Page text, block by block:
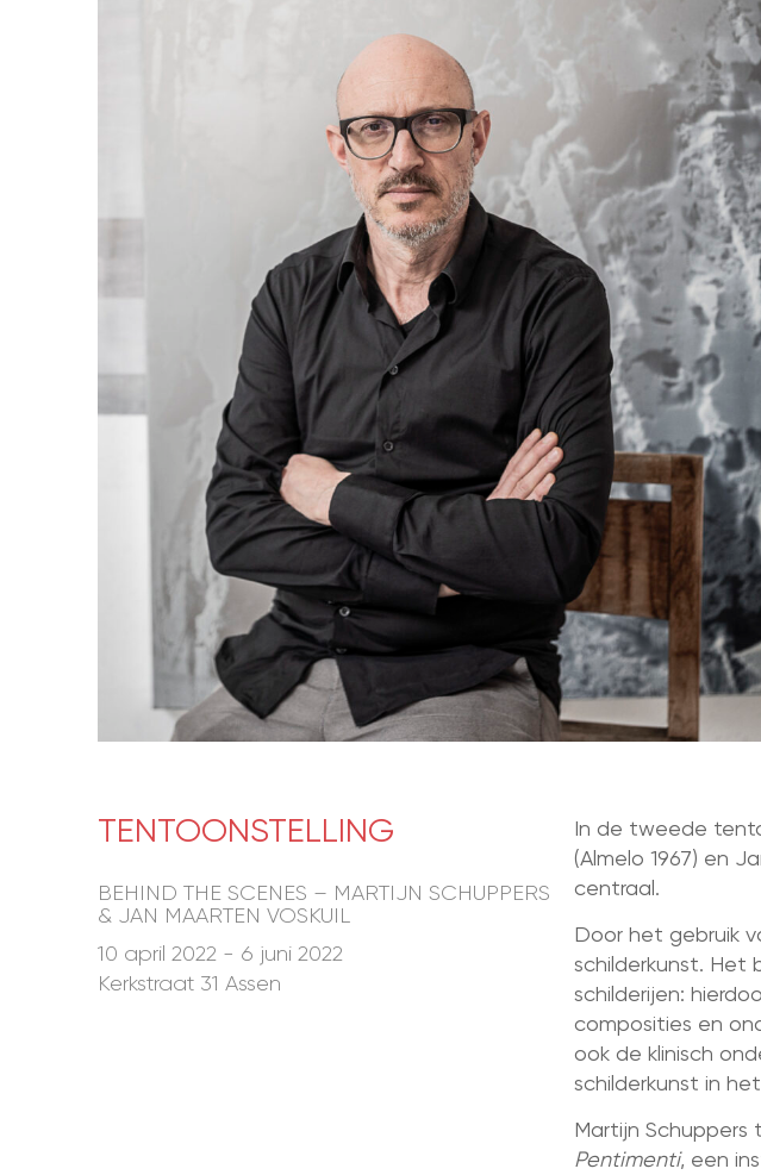
TENTOONSTELLING
BEHIND THE SCENES – MARTIJN SCHUPPERS
& JAN MAARTEN VOSKUIL
10 april 2022 - 6 juni 2022
Kerkstraat 31 Assen
In de tweede
(Almelo 1967) en
centraal.
Door het gebruik
schilderkunst. Het
schilderijen:
composities en
ook de klinisch
schilderkunst in
Martijn Schuppers
Pentimenti, een